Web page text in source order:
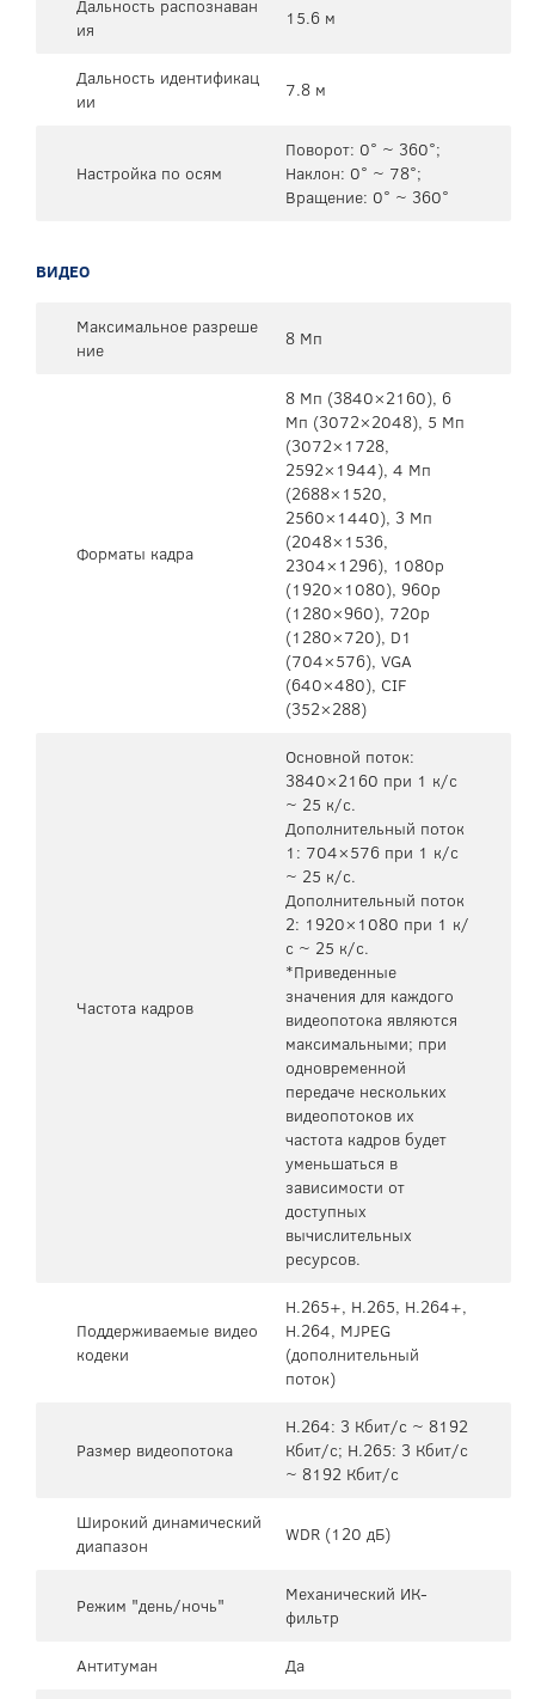
Дальность распознаван
ия
15.6 м
Дальность идентификац
ии
7.8 м
Настройка по осям
Поворот: 0° ~ 360°;
Наклон: 0° ~ 78°;
Вращение: 0° ~ 360°
ВИДЕО
Максимальное разреше
ние
8 Мп
Форматы кадра
8 Mп (3840×2160), 6
Mп (3072×2048), 5 Mп
(3072×1728,
2592×1944), 4 Mп
(2688×1520,
2560×1440), 3 Mп
(2048×1536,
2304×1296), 1080p
(1920×1080), 960p
(1280×960), 720p
(1280×720), D1
(704×576), VGA
(640×480), CIF
(352×288)
Частота кадров
Основной поток:
3840×2160 при 1 к/с
~ 25 к/с.
Дополнительный поток
1: 704×576 при 1 к/с
~ 25 к/с.
Дополнительный поток
2: 1920×1080 при 1 к/
с ~ 25 к/с.
*Приведенные
значения для каждого
видеопотока являются
максимальными; при
одновременной
передаче нескольких
видеопотоков их
частота кадров будет
уменьшаться в
зависимости от
доступных
вычислительных
ресурсов.
Поддерживаемые видео
кодеки
H.265+, H.265, H.264+,
H.264, MJPEG
(дополнительный
поток)
Размер видеопотока
H.264: 3 Кбит/с ~ 8192
Кбит/с; H.265: 3 Кбит/с
~ 8192 Кбит/с
Широкий динамический
диапазон
WDR (120 дБ)
Режим "день/ночь"
Механический ИК-
фильтр
Антитуман
Да